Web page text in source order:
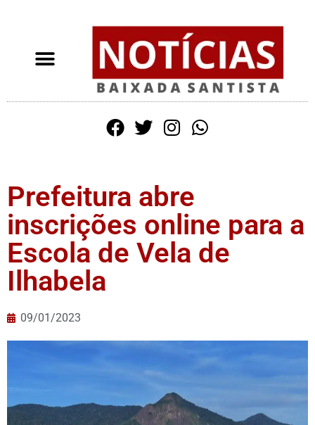
Prefeitura abre
inscrições online para a
Escola de Vela de
Ilhabela
09/01/2023